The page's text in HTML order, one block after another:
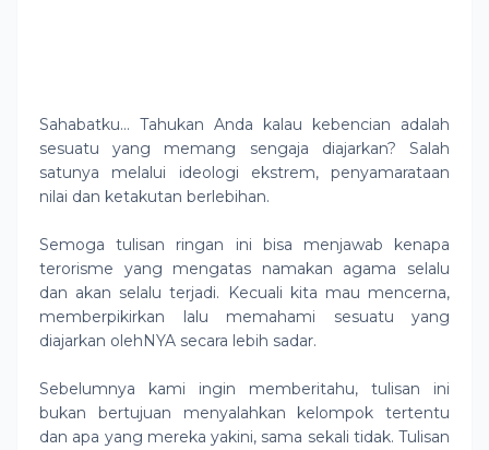
Sahabatku… Tahukan Anda kalau kebencian adalah
sesuatu yang memang sengaja diajarkan? Salah
satunya melalui ideologi ekstrem, penyamarataan
nilai dan ketakutan berlebihan.
Semoga tulisan ringan ini bisa menjawab kenapa
terorisme yang mengatas namakan agama selalu
dan akan selalu terjadi. Kecuali kita mau mencerna,
memberpikirkan lalu memahami sesuatu yang
diajarkan olehNYA secara lebih sadar.
Sebelumnya kami ingin memberitahu, tulisan ini
bukan bertujuan menyalahkan kelompok tertentu
dan apa yang mereka yakini, sama sekali tidak. Tulisan